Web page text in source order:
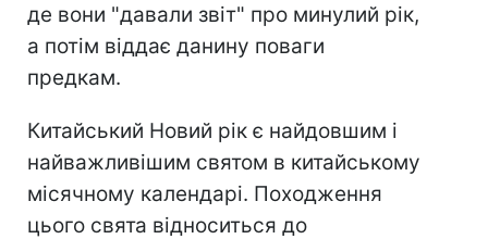
де вони "давали звіт" про минулий рік,
а потім віддає данину поваги
предкам.
Китайський Новий рік є найдовшим і
найважливішим святом в китайському
місячному календарі. Походження
цього свята відноситься до